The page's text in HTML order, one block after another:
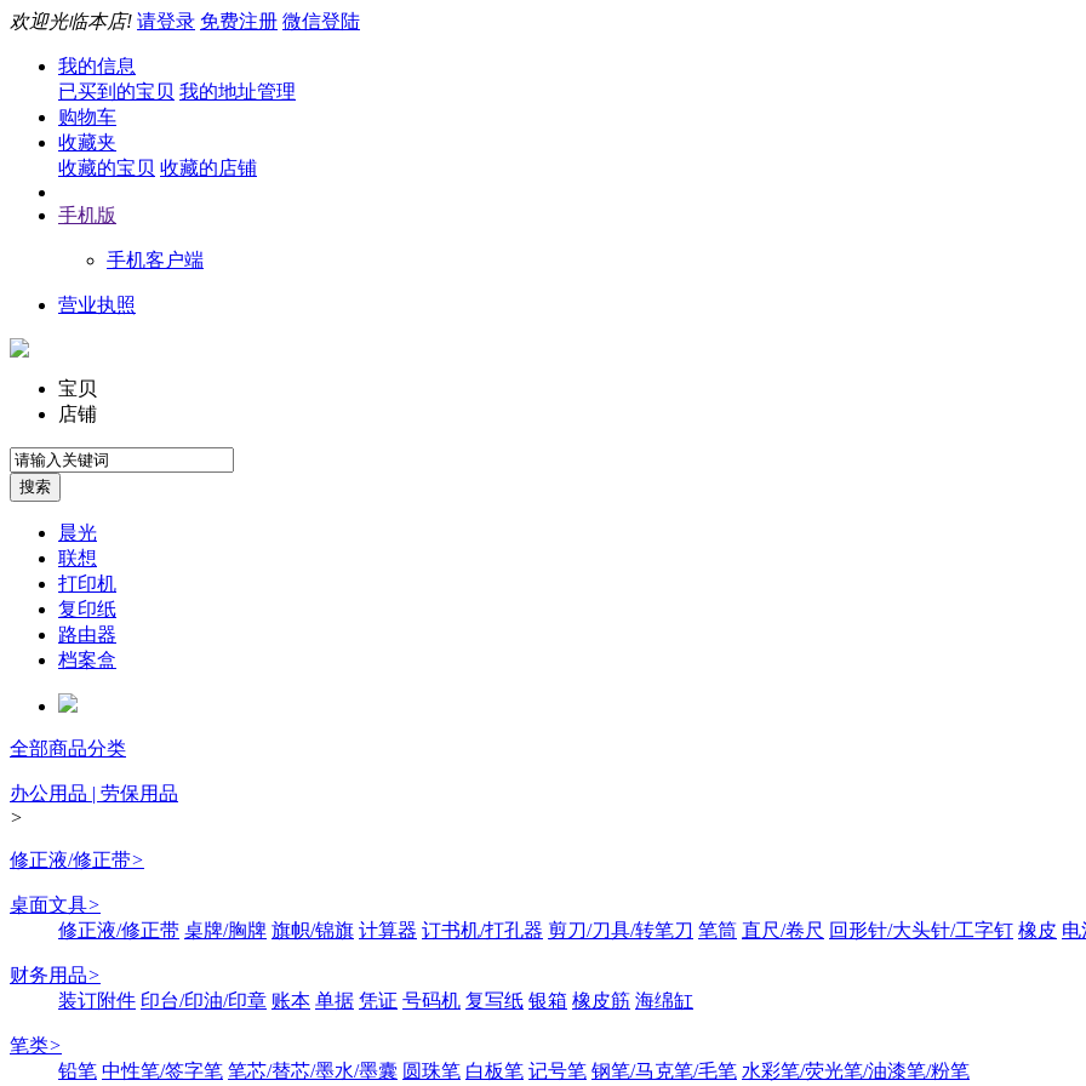
欢迎光临本店! 请登录 免费注册 微信登陆
我的信息
已买到的宝贝 我的地址管理
购物车
收藏夹
收藏的宝贝 收藏的店铺
手机版
手机客户端
营业执照
宝贝
店铺
晨光
联想
打印机
复印纸
路由器
档案盒
全部商品分类
办公用品 | 劳保用品
>
修正液/修正带>
桌面文具>
修正液/修正带 桌牌/胸牌 旗帜/锦旗 计算器 订书机/打孔器 剪刀/刀具/转笔刀 笔筒 直尺/卷尺 回形针/大头针/工字钉 橡皮 电
财务用品>
装订附件 印台/印油/印章 账本 单据 凭证 号码机 复写纸 银箱 橡皮筋 海绵缸
笔类>
铅笔 中性笔/签字笔 笔芯/替芯/墨水/墨囊 圆珠笔 白板笔 记号笔 钢笔/马克笔/毛笔 水彩笔/荧光笔/油漆笔/粉笔